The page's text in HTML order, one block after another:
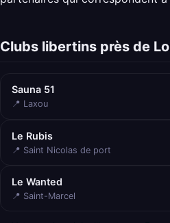
Clubs libertins près de
Sauna 51
📍 Laxou
Le Rubis
📍 Saint Nicolas de port
Le Wanted
📍 Saint-Marcel